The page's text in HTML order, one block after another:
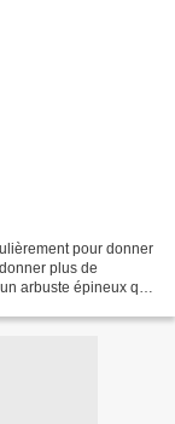
pour donner
plus de
arbuste épineux que